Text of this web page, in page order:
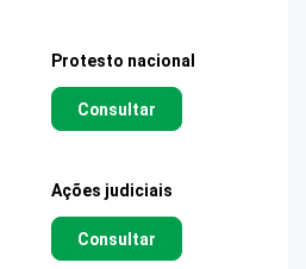
Protesto nacional
Consultar
Ações judiciais
Consultar